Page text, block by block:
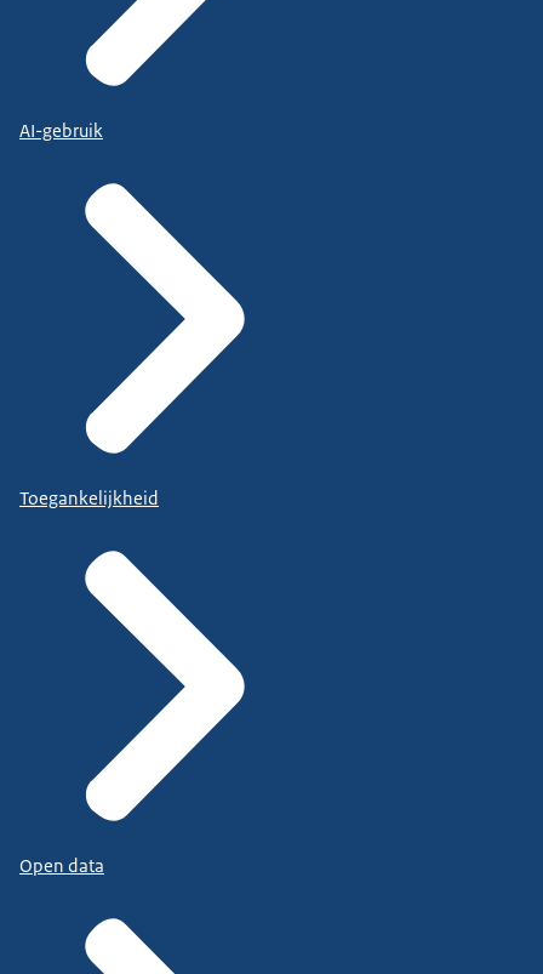
AI-gebruik
Toegankelijkheid
Open data